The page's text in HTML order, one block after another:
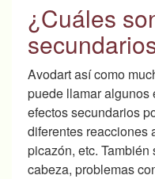
¿Cuáles
Avodart así como
puede llamar algunos
efectos secundarios
diferentes reacciones
picazón, etc.
cabeza, problemas